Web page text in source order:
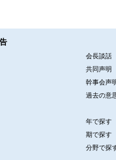
会長談話
共同声明
幹事会声
過去の意
年で探す
期で探す
分野で探